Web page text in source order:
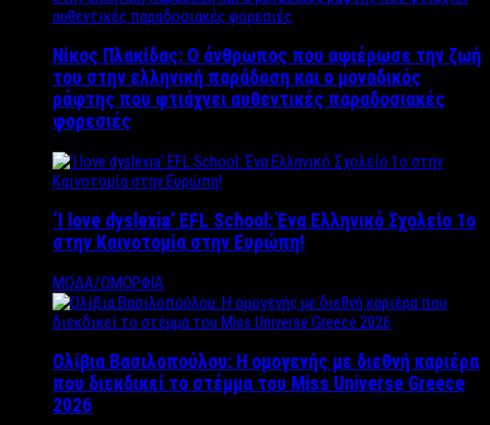
Νίκος Πλακίδας: O άνθρωπος που αφιέρωσε την ζωή
του στην ελληνική παράδοση και ο μοναδικός
ράφτης που φτιάχνει αυθεντικές παραδοσιακές
φορεσιές
‘Ι love dyslexia’ EFL School: Ένα Ελληνικό Σχολείo 1ο
στην Καινοτομία στην Ευρώπη!
ΜΟΔΑ/ΟΜΟΡΦΙΑ
Ολίβια Βασιλοπούλου: Η ομογενής με διεθνή καριέρα
που διεκδικεί το στέμμα του Miss Universe Greece
2026